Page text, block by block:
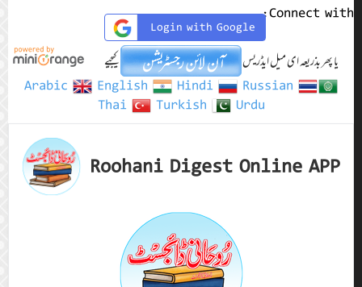
Connect with:
Login with Google
یا پھر بذریعہ ای میل ایڈریس
کیجیے
Arabic
English Hindi
Russian
Thai
Turkish Urdu
Roohani Digest Online APP